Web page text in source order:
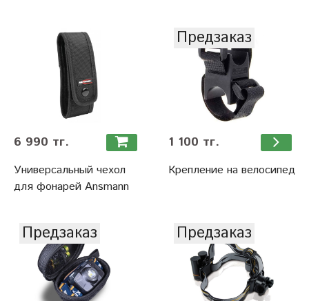
6 990 тг.
Универсальный чехол
для фонарей Ansmann
Предзаказ
1 100 тг.
Крепление на велосипед
Предзаказ Предзаказ